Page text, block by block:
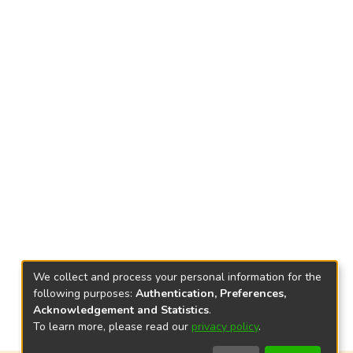
We collect and process your personal information for the
following purposes: Authentication, Preferences,
Acknowledgement and Statistics.
To learn more, please read our privacy policy.